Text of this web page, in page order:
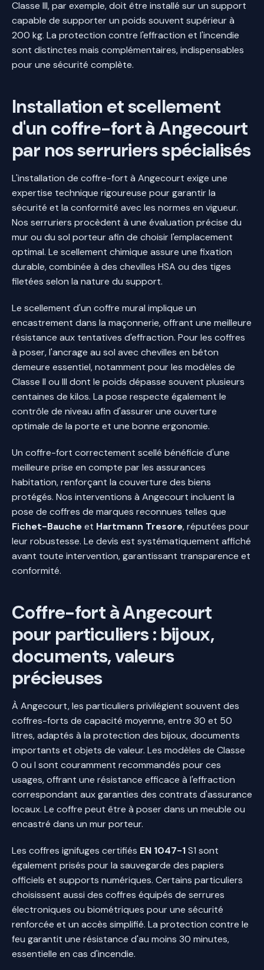
Classe III, par exemple, doit être installé sur un support
capable de supporter un poids souvent supérieur à
200 kg. La protection contre l'effraction et l'incendie
sont distinctes mais complémentaires, indispensables
pour une sécurité complète.
Installation et scellement
d'un coffre-fort à Angecourt
par nos serruriers spécialisés
L'installation de coffre-fort à Angecourt exige une
expertise technique rigoureuse pour garantir la
sécurité et la conformité avec les normes en vigueur.
Nos serruriers procèdent à une évaluation précise du
mur ou du sol porteur afin de choisir l'emplacement
optimal. Le scellement chimique assure une fixation
durable, combinée à des chevilles HSA ou des tiges
filetées selon la nature du support.
Le scellement d'un coffre mural implique un
encastrement dans la maçonnerie, offrant une meilleure
résistance aux tentatives d'effraction. Pour les coffres
à poser, l'ancrage au sol avec chevilles en béton
demeure essentiel, notamment pour les modèles de
Classe II ou III dont le poids dépasse souvent plusieurs
centaines de kilos. La pose respecte également le
contrôle de niveau afin d'assurer une ouverture
optimale de la porte et une bonne ergonomie.
Un coffre-fort correctement scellé bénéficie d'une
meilleure prise en compte par les assurances
habitation, renforçant la couverture des biens
protégés. Nos interventions à Angecourt incluent la
pose de coffres de marques reconnues telles que
Fichet-Baucheet Hartmann Tresore, réputées pour
leur robustesse. Le devis est systématiquement affiché
avant toute intervention, garantissant transparence et
conformité.
Coffre-fort à Angecourt
pour particuliers : bijoux,
documents, valeurs
précieuses
À Angecourt, les particuliers privilégient souvent des
coffres-forts de capacité moyenne, entre 30 et 50
litres, adaptés à la protection des bijoux, documents
importants et objets de valeur. Les modèles de Classe
0 ou I sont couramment recommandés pour ces
usages, offrant une résistance efficace à l'effraction
correspondant aux garanties des contrats d'assurance
locaux. Le coffre peut être à poser dans un meuble ou
encastré dans un mur porteur.
Les coffres ignifuges certifiés EN 1047-1S1 sont
également prisés pour la sauvegarde des papiers
officiels et supports numériques. Certains particuliers
choisissent aussi des coffres équipés de serrures
électroniques ou biométriques pour une sécurité
renforcée et un accès simplifié. La protection contre le
feu garantit une résistance d'au moins 30 minutes,
essentielle en cas d'incendie.